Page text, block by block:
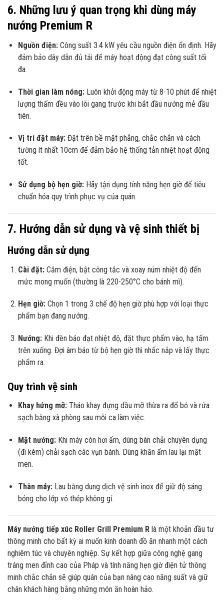
6. Những lưu ý quan trọng khi dùng máy
nướng Premium R
Nguồn điện:Công suất 3.4 kW yêu cầu nguồn điện ổn định. Hãy
đảm bảo dây dẫn đủ tải để máy hoạt động đạt công suất tối
đa.
Thời gian làm nóng:Luôn khởi động máy từ 8-10 phút để nhiệt
lượng thấm đều vào lõi gang trước khi bắt đầu nướng mẻ đầu
tiên.
Vị trí đặt máy:Đặt trên bề mặt phẳng, chắc chắn và cách
tường ít nhất 10cm để đảm bảo hệ thống tản nhiệt hoạt động
tốt.
Sử dụng bộ hẹn giờ:Hãy tận dụng tính năng hẹn giờ để tiêu
chuẩn hóa quy trình phục vụ của quán.
7. Hướng dẫn sử dụng và vệ sinh thiết bị
Hướng dẫn sử dụng
Cài đặt:Cắm điện, bật công tắc và xoay núm nhiệt độ đến
mức mong muốn (thường là 220-250°C cho bánh mì).
Hẹn giờ:Chọn 1 trong 3 chế độ hẹn giờ phù hợp với loại thực
phẩm bạn đang nướng.
Nướng:Khi đèn báo đạt nhiệt độ, đặt thực phẩm vào, hạ tấm
trên xuống. Đợi âm báo từ bộ hẹn giờ thì nhấc nắp và lấy thực
phẩm ra.
Quy trình vệ sinh
Khay hứng mỡ:Tháo khay đựng dầu mỡ thừa ra đổ bỏ và rửa
sạch bằng xà phòng sau mỗi ca làm việc.
Mặt nướng:Khi máy còn hơi ấm, dùng bàn chải chuyên dụng
(đi kèm) chải sạch các vụn bánh. Dùng khăn ẩm lau lại mặt
men.
Thân máy:Lau bằng dung dịch vệ sinh inox để giữ độ sáng
bóng cho lớp vỏ thép không gỉ.
Máy nướng tiếp xúc Roller Grill Premium R là một khoản đầu tư
thông minh cho bất kỳ ai muốn kinh doanh đồ ăn nhanh một cách
nghiêm túc và chuyên nghiệp. Sự kết hợp giữa công nghệ gang
tráng men đỉnh cao của Pháp và tính năng hẹn giờ điện tử thông
minh chắc chắn sẽ giúp quán của bạn nâng cao năng suất và giữ
chân khách hàng bằng những món ăn hoàn hảo.